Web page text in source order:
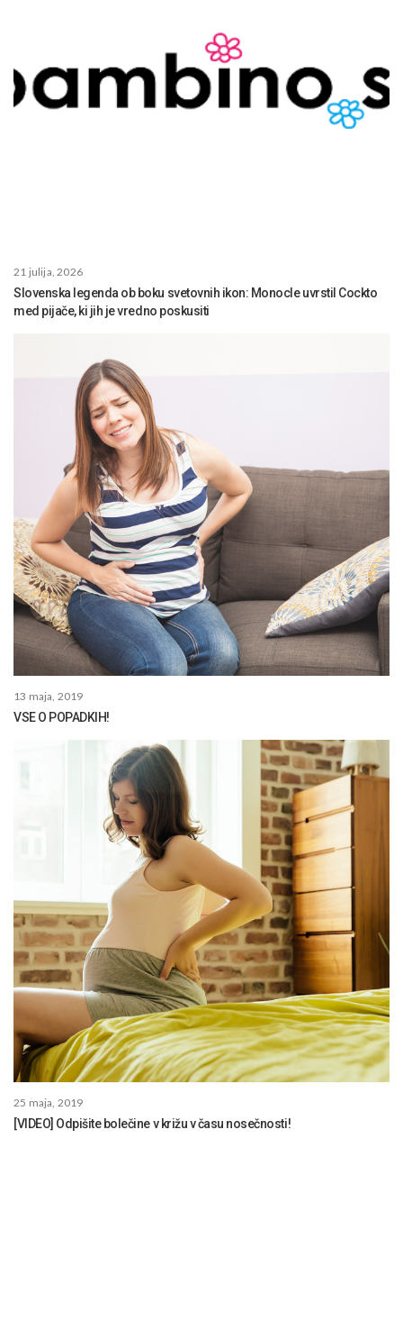
21 julija, 2026
Slovenska legenda ob boku svetovnih ikon: Monocle uvrstil Cockto
med pijače, ki jih je vredno poskusiti
13 maja, 2019
VSE O POPADKIH!
25 maja, 2019
[VIDEO] Odpišite bolečine v križu v času nosečnosti!